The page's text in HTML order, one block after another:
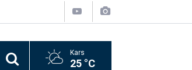
Kars
25 °C